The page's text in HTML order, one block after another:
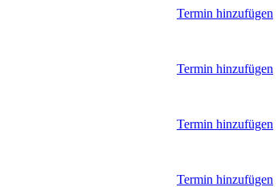
Termin hinzufügen
Termin hinzufügen
Termin hinzufügen
Termin hinzufügen